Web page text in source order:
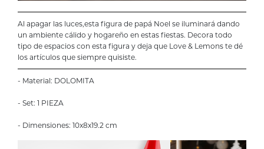
Al apagar las luces,esta figura de papá Noel se iluminará dando
un ambiente cálido y hogareño en estas fiestas. Decora todo
tipo de espacios con esta figura y deja que Love & Lemons te dé
los artículos que siempre quisiste.
- Material: DOLOMITA
- Set: 1 PIEZA
- Dimensiones: 10x8x19.2 cm